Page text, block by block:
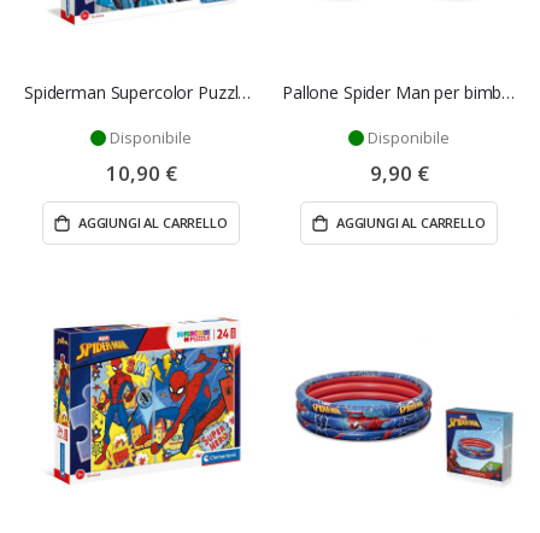
Spiderman Supercolor Puzzle - Clementoni
Disponibile
10,90 €
AGGIUNGI AL CARRELLO
Pallone Spider Man per bimbo - Mondo
Disponibile
9,90 €
AGGIUNGI AL CARRELLO